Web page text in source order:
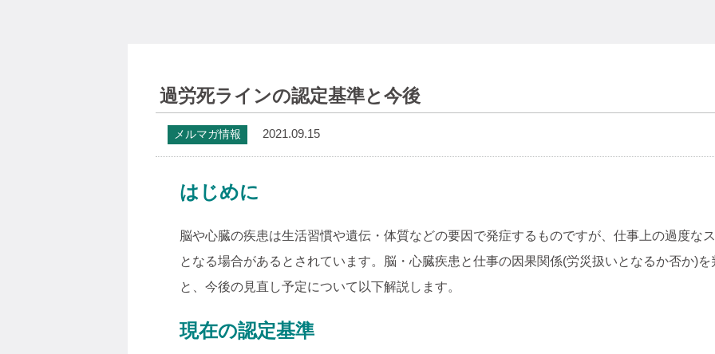
過労死ラインの認定基準と今後
メルマガ情報 2021.09.15
はじめに
脳や心臓の疾患は生活習慣や遺伝・体質などの要因で発症するものですが、仕事上の過度な
となる場合があるとされています。脳・心臓疾患と仕事の因果関係(労災扱いとなるか否か)
と、今後の見直し予定について以下解説します。
現在の認定基準